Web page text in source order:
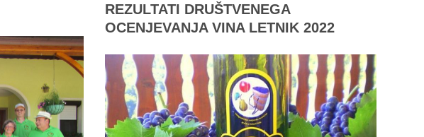
REZULTATI DRUŠTVENEGA
OCENJEVANJA VINA LETNIK 2022